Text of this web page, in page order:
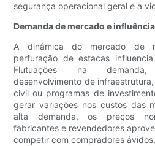
segurança operacional geral e a
Demanda de mercado e
A dinâmica do mercado de
perfuração de estacas
Flutuações na
desenvolvimento de
civil ou programas de
gerar variações nos custos das
alta demanda, os preços
fabricantes e revendedores
competir com compradores ávidos.